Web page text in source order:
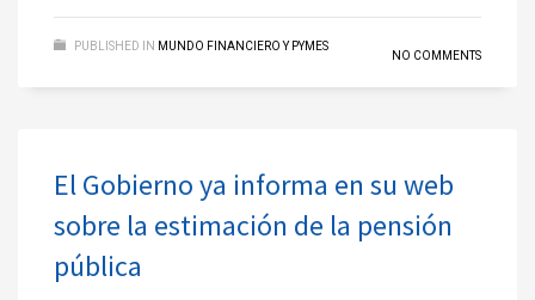
PUBLISHED IN MUNDO FINANCIERO Y PYMES
NO COMMENTS
El Gobierno ya informa en su web
sobre la estimación de la pensión
pública